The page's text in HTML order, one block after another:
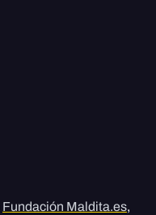
Fundación Maldita.es,